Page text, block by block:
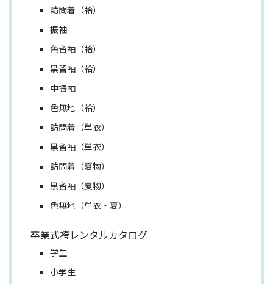
訪問着（袷）
振袖
色留袖（袷）
黒留袖（袷）
中振袖
色無地（袷）
訪問着（単衣）
黒留袖（単衣）
訪問着（夏物）
黒留袖（夏物）
色無地（単衣・夏）
卒業式袴レンタルカタログ
学生
小学生